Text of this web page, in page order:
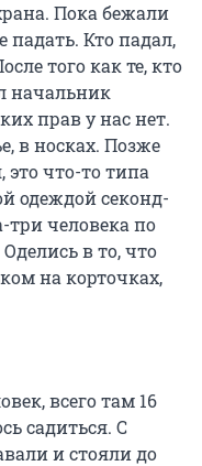
Пока бежали
Кто падал,
того как те, кто
начальник
прав у нас нет.
в носках. Позже
что-то типа
одеждой секонд-
человека по
в то, что
на корточках,
всего там 16
садиться. С
и стояли до